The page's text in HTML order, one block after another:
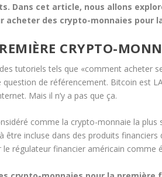
Dans cet article, nous allons
acheter des crypto-monnaies pour
CRYPTO-
tutoriels tels que «comment acheter
question de référencement. Bitcoin est
Mais il n’y a pas que ça.
comme la crypto-monnaie la
être incluse dans des produits financiers
le régulateur financier américain comme